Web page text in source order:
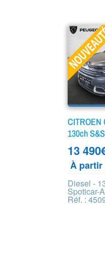
CITROEN
130ch
13 490
À
Diesel -
Spoticar-
Réf. :